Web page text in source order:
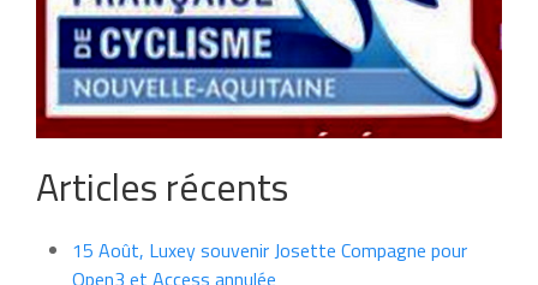
Articles récents
15 Août, Luxey souvenir Josette Compagne pour